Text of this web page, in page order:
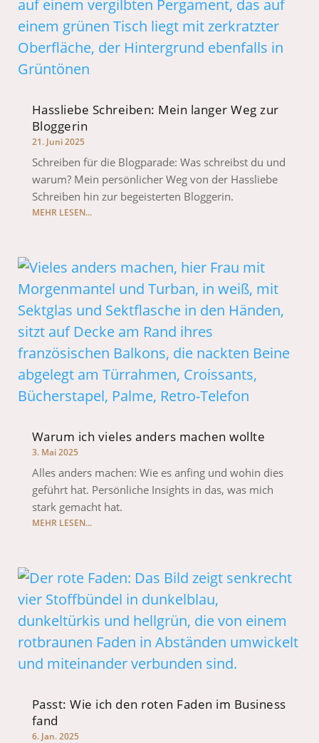
Hassliebe Schreiben: Mein langer Weg zur
Bloggerin
21. Juni 2025
Schreiben für die Blogparade: Was schreibst du und
warum? Mein persönlicher Weg von der Hassliebe
Schreiben hin zur begeisterten Bloggerin.
MEHR LESEN...
Warum ich vieles anders machen wollte
3. Mai 2025
Alles anders machen: Wie es anfing und wohin dies
geführt hat. Persönliche Insights in das, was mich
stark gemacht hat.
MEHR LESEN...
Passt: Wie ich den roten Faden im Business
fand
6. Jan. 2025